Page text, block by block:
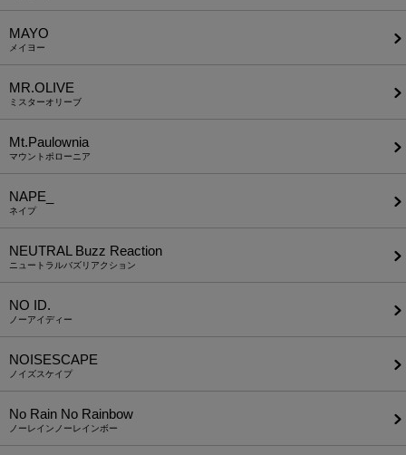
MAYO
メイヨー
MR.OLIVE
ミスターオリーブ
Mt.Paulownia
マウントポローニア
NAPE_
ネイプ
NEUTRAL Buzz Reaction
ニュートラルバズリアクション
NO ID.
ノーアイディー
NOISESCAPE
ノイズスケイプ
No Rain No Rainbow
ノーレインノーレインボー